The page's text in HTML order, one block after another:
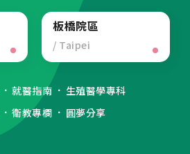
板橋院區
/ Taipei
就醫指南
生殖醫學專科
衛教專欄 圓夢分享